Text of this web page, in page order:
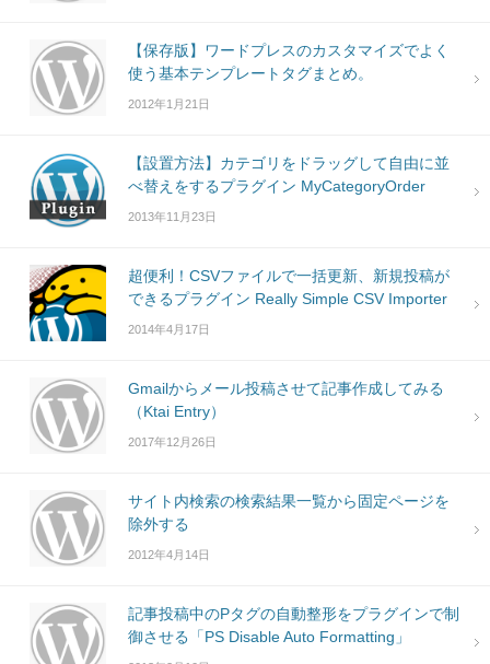
【保存版】ワードプレスのカスタマイズでよく
使う基本テンプレートタグまとめ。
2012年1月21日
【設置方法】カテゴリをドラッグして自由に並
べ替えをするプラグイン MyCategoryOrder
2013年11月23日
超便利！CSVファイルで一括更新、新規投稿が
できるプラグイン Really Simple CSV Importer
2014年4月17日
Gmailからメール投稿させて記事作成してみる
（Ktai Entry）
2017年12月26日
サイト内検索の検索結果一覧から固定ページを
除外する
2012年4月14日
記事投稿中のPタグの自動整形をプラグインで制
御させる「PS Disable Auto Formatting」